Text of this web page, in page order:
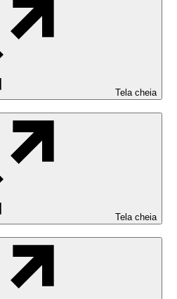
Tela cheia
Tela cheia